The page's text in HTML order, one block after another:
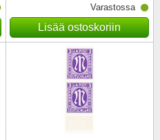
Varastossa
Lisää ostoskoriin